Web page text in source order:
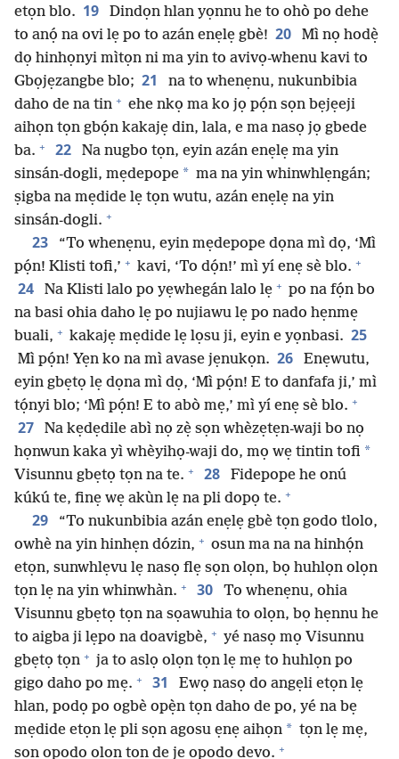
etọn blo. 19
Dindọn hlan yọnnu he to ohò po dehe
to anọ́ na ovi lẹ po to azán enẹlẹ gbè! 20
Mì nọ hodẹ̀
dọ hinhọnyi mìtọn ni ma yin to avivọ-whenu kavi to
Gbọjẹzangbe blo; 21
na to whenẹnu, nukunbibia
daho de na tin + ehe nkọ ma ko jọ pọ́n sọn bẹjẹeji
aihọn tọn gbọ́n kakajẹ din, lala, e ma nasọ jọ gbede
ba. + 22
Na nugbo tọn, eyin azán enẹlẹ ma yin
sinsán-dogli, mẹdepope * ma na yin whinwhlẹngán;
ṣigba na mẹdide lẹ tọn wutu, azán enẹlẹ na yin
sinsán-dogli. +
23
“To whenẹnu, eyin mẹdepope dọna mì dọ, ‘Mì
pọ́n! Klisti tofi,’ + kavi, ‘To dọ́n!’ mì yí enẹ sè blo. +
24 Na Klisti lalo po yẹwhegán lalo lẹ + po na fọ́n bo
na basi ohia daho lẹ po nujiawu lẹ po nado hẹnmẹ
buali, + kakajẹ mẹdide lẹ lọsu ji, eyin e yọnbasi. 25
Mì pọ́n! Yẹn ko na mì avase jẹnukọn. 26
Enẹwutu,
eyin gbẹtọ lẹ dọna mì dọ, ‘Mì pọ́n! E to danfafa ji,’ mì
tọ́nyi blo; ‘Mì pọ́n! E to abò mẹ,’ mì yí enẹ sè blo. +
27
Na kẹdẹdile abì nọ zẹ̀ sọn whèzẹtẹn-waji bo nọ
họnwun kaka yì whèyihọ-waji do, mọ wẹ tintin tofi *
Visunnu gbẹtọ tọn na te. + 28
Fidepope he onú
kúkú te, finẹ wẹ akùn lẹ na pli dopọ te. +
29
“To nukunbibia azán enẹlẹ gbè tọn godo tlolo,
owhè na yin hinhẹn dózin, + osun ma na na hinhọ́n
etọn, sunwhlẹvu lẹ nasọ flẹ sọn olọn, bọ huhlọn olọn
tọn lẹ na yin whinwhàn. + 30
To whenẹnu, ohia
Visunnu gbẹtọ tọn na sọawuhia to olọn, bọ hẹnnu he
to aigba ji lẹpo na doavigbè, + yé nasọ mọ Visunnu
gbẹtọ tọn + ja to aslọ olọn tọn lẹ mẹ to huhlọn po
gigo daho po mẹ. + 31
Ewọ nasọ do angẹli etọn lẹ
hlan, podọ po ogbè opẹ̀n tọn daho de po, yé na bẹ
mẹdide etọn lẹ pli sọn agosu ẹnẹ aihọn * tọn lẹ mẹ,
sọn opodo olọn tọn de jẹ opodo devo. +